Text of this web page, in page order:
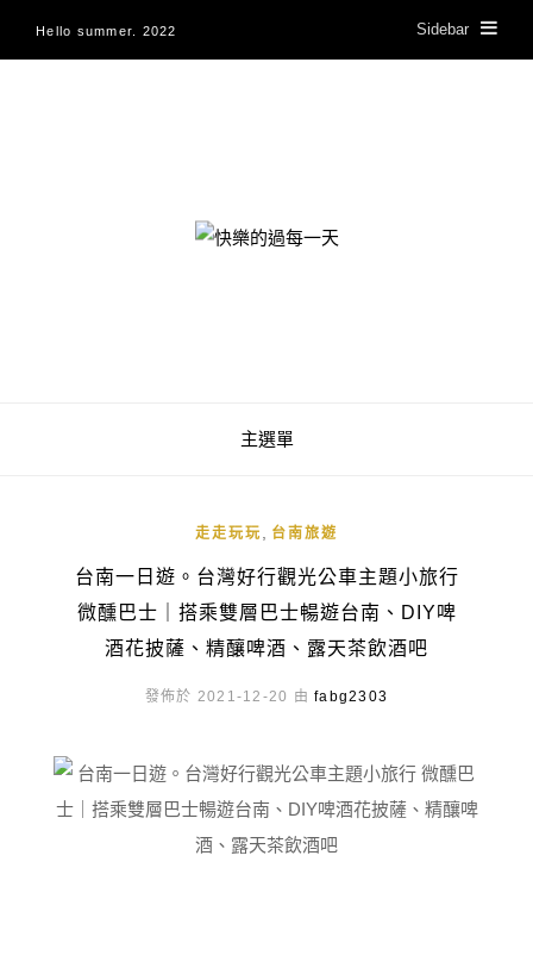
Hello summer. 2022 Sidebar
快樂的過每一天
主選單
走走玩玩 台南旅遊
台南一日遊。台灣好行觀光公車主題小旅行
微醺巴士｜搭乘雙層巴士暢遊台南、DIY啤
酒花披薩、精釀啤酒、露天茶飲酒吧
發佈於 2021-12-20 由fabg2303